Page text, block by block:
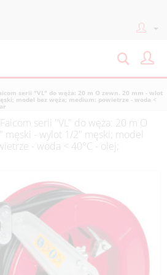
serii "VL" do węża: 20 m O zewn. 20 mm - wlot
model bez węża; medium: powietrze - woda <
serii "VL" do węża: 20 m O
męski - wylot 1/2" męski; model
- woda < 40°C - olej;